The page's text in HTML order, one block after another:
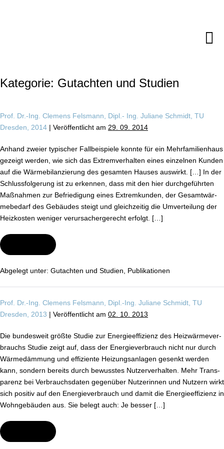
Kategorie: Gutachten und Studien
Prof. Dr.-Ing. Clemens Felsmann, Dipl.- Ing. Juliane Schmidt, TU
Dresden, 2014 | Ver­öf­fent­licht am 29. 09. 2014
Anhand zweier typischer Fall­bei­spie­le konnte für ein Mehr­fa­mi­li­en­haus
gezeigt werden, wie sich das Ex­trem­ver­hal­ten eines einzelnen Kunden
auf die Wär­me­bi­lan­zie­rung des gesamten Hauses auswirkt. […] In der
Schluss­fol­ge­rung ist zu erkennen, dass mit den hier durch­ge­führ­ten
Maßnahmen zur Be­frie­di­gung eines Ex­trem­kun­den, der Ge­samt­wär­
me­be­darf des Gebäudes steigt und gleich­zei­tig die Um­ver­tei­lung der
Heizkosten weniger ver­ur­sa­cher­ge­recht erfolgt. […]
wir­
gen
erhöhter
tem­
ra­
tu­
ren
den
En­
er­
gie­
ver­
brauch
Abgelegt unter: Gutachten und Studien Pu­bli­ka­tio­nen
Prof. Dr.-Ing. Clemens Felsmann, Dipl.-Ing. Juliane Schmidt, TU
Dresden, 2013 | Ver­öf­fent­licht am 02. 10. 2013
Die bundesweit größte Studie zur En­er­gie­ef­fi­zi­enz des Heiz­wär­me­ver­
brauchs Studie zeigt auf, dass der En­er­gie­ver­brauch nicht nur durch
Wär­me­däm­mung und effiziente Hei­zungs­an­la­gen gesenkt werden
kann, sondern bereits durch bewusstes Nut­zer­ver­hal­ten. Mehr Trans­
pa­renz bei Ver­brauchs­da­ten gegenüber Nut­ze­rin­nen und Nutzern wirkt
sich positiv auf den En­er­gie­ver­brauch und damit die En­er­gie­ef­fi­zi­enz in
Wohn­ge­bäu­den aus. Sie belegt auch: Je besser […]
wir­